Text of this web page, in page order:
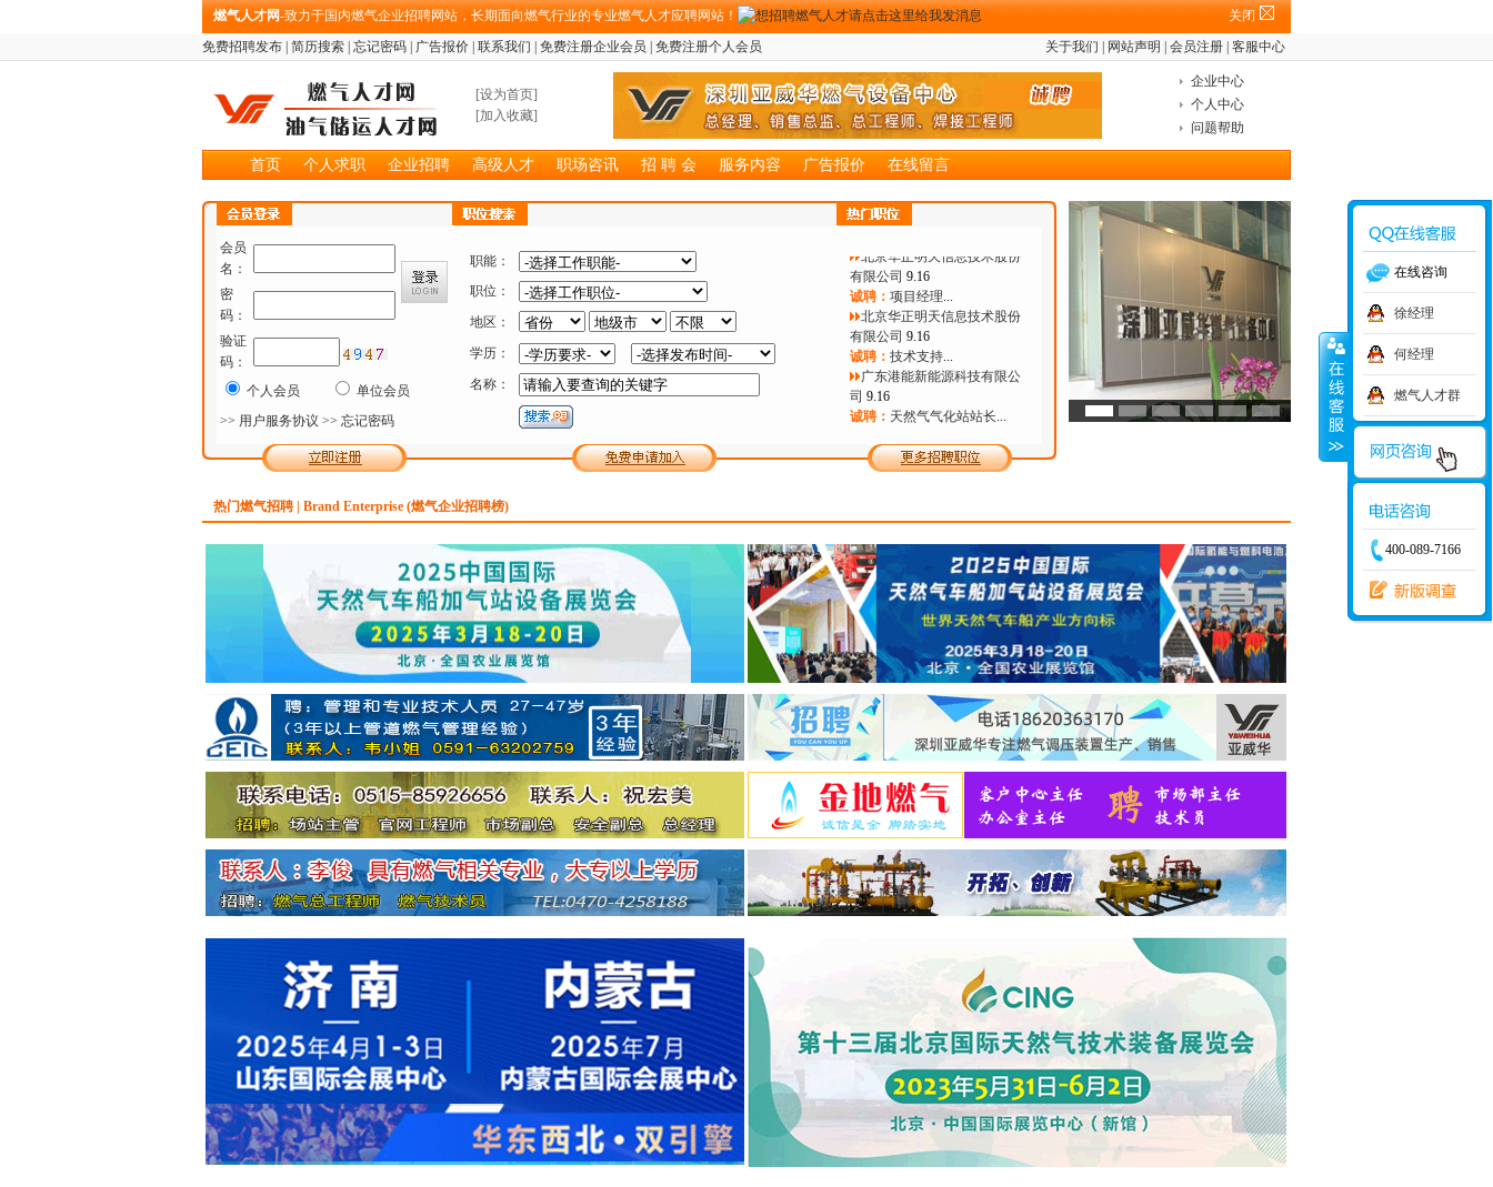
燃气人才网-致力于国内燃气企业招聘网站，长期面向燃气行业的专业燃气人才应聘网站！
关闭
免费招聘发布 简历搜索 忘记密码 广告报价 联系我们 免费注册企业会员 免费注册个人会员 关于我们 网站声明 会员注册 客服中心
[设为首页]
[加入收藏]
企业中心
个人中心
问题帮助
首页 个人求职 企业招聘 高级人才 职场咨讯 招 聘 会 服务内容 广告报价 在线留言
会员
名：
密
码：
验证
码：
个人会员
单位会员
>> 用户服务协议 >> 忘记密码
职能：
职位：
地区：
学历：
名称：
广州联诚能源科技发展有限
公司12.30
诚聘：销售代表...
公司12.30
诚聘：燃气监理工程师
有限公司 9.16
诚聘： 项目经理
北京华正明天信息技术股份
有限公司 9.16
诚聘： 技术支持
广东港能新能源科技有限公
司 9.16
诚聘：
天然气气化站站长
9.16
诚聘：LNG点供气化站驻点操
诚聘：LNG点供贸易&调度经
理...
广东港能新能源科技有限公
司9.16
诚聘：
LNG点供技术和建站经
理...
广东港能新能源科技有限公
诚聘：
LNG点供业务开发经
理...
河北盛德燃气有限公司9.16
诚聘：分公司总经理...
广州联诚能源科技发展有限
公司12.30
诚聘：销售代表...
浙江文华建设项目管理有限
公司12.30
诚聘：燃气监理工程师...
北京华正明天信息技术股份
有限公司
技术支持
广东港能新能源科技有限公
司
9.16
诚聘：天然气气化站站长...
广东港能新能源科技有限公
司9.16
LNG点供气化站驻点操
作人员
热门燃气招聘 | Brand Enterprise (燃气企业招聘榜)
在线咨询
徐经理
何经理
燃气人才群
400-089-7166